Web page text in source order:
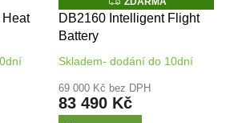
D
A
A
DB2160 Intelligent Flight
Battery
Skladem- dodání do 10dní
69 000 Kč bez DPH
83 490 Kč